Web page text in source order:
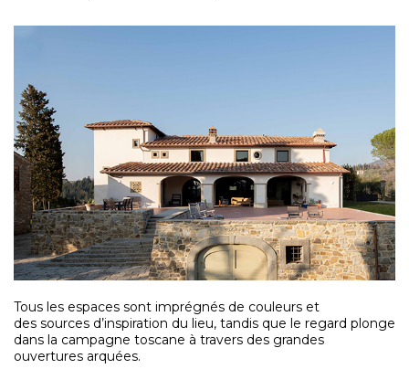
Tous les espaces sont imprégnés de couleurs et
des sources d’inspiration du lieu, tandis que le regard plonge
dans la campagne toscane à travers des grandes
ouvertures arquées.